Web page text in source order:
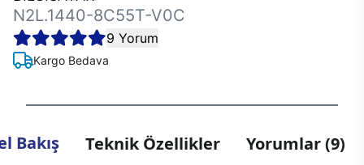
N2L.1440-8C55T-V0C
9 Yorum
Kargo Bedava
Bakış Teknik Özellikler Yorumlar (9)